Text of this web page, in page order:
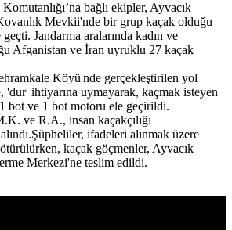
bağlı ekipler, Ayvacık
Mevkii'nde bir grup kaçak olduğu
Jandarma aralarında kadın ve
Afganistan ve İran uyruklu 27 kaçak
Köyü'nde gerçekleştirilen yol
'dur' ihtiyarına uymayarak, kaçmak isteyen
bot ve 1 bot motoru ele geçirildi.
ve R.A., insan kaçakçılığı
ifadeleri alınmak üzere
kaçak göçmenler, Ayvacık
Merkezi'ne teslim edildi.